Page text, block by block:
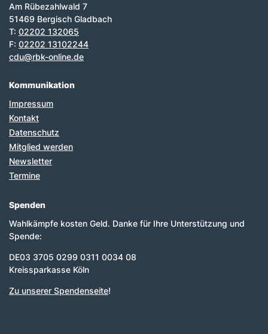
Am Rübezahlwald 7
51469 Bergisch Gladbach
T: 02202 132065
F: 02202 13102244
cdu@rbk-online.de
Kommunikation
Impressum
Kontakt
Datenschutz
Mitglied werden
Newsletter
Termine
Spenden
Wahlkämpfe kosten Geld. Danke für Ihre Unterstützung und
Spende:
DE03 3705 0299 0311 0034 08
Kreissparkasse Köln
Zu unserer Spendenseite!